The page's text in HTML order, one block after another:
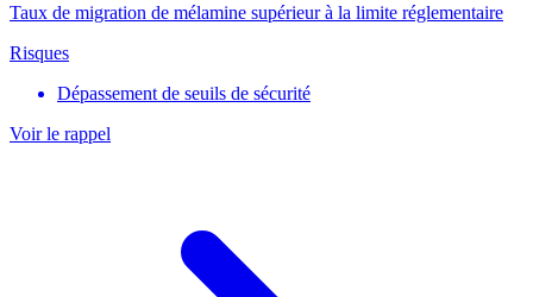
Taux de migration de mélamine supérieur à la limite réglementaire
Risques
Dépassement de seuils de sécurité
Voir le rappel